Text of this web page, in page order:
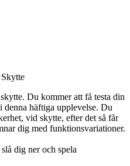
Du kommer att få testa din
häftiga upplevelse. Du
vid skytte, efter det så får
dig med funktionsvariationer.
dig ner och spela